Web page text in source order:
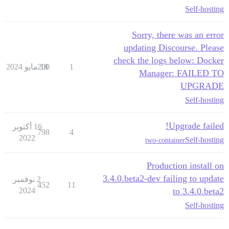
Self-hosting
Sorry, there was an error
updating Discourse. Please
check the logs below: Docker
Manager: FAILED TO
UPGRADE
Self-hosting
1
260
18 مايو 2024
Upgrade failed!
Self-hosting
two-container
4
798
16 أكتوبر
2022
Production install on
3.4.0.beta2-dev failing to update
to 3.4.0.beta2
Self-hosting
11
452
2 نوفمبر
2024